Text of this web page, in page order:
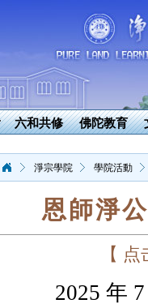
六和共修 佛陀教育
淨宗學院 學院活動
恩師淨
【
2025 年 7